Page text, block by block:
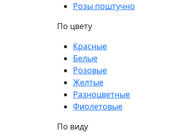
Розы поштучно
По цвету
Красные
Белые
Розовые
Желтые
Разноцветные
Фиолетовые
По виду